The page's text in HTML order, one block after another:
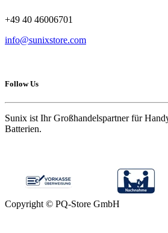
+49 40 46006701
info@sunixstore.com
Follow Us
Sunix ist Ihr Großhandelspartner für
Batterien.
Copyright © PQ-Store GmbH